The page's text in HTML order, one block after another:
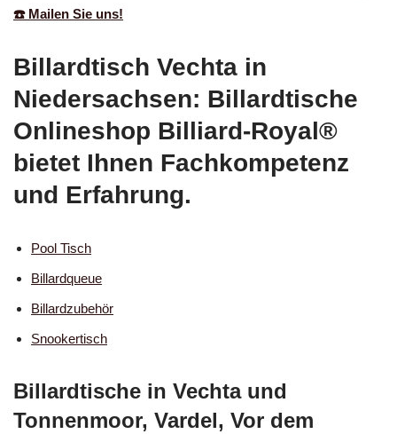
☎️ Mailen Sie uns!
Billardtisch Vechta in
Niedersachsen: Billardtische
Onlineshop Billiard-Royal®
bietet Ihnen Fachkompetenz
und Erfahrung.
Pool Tisch
Billardqueue
Billardzubehör
Snookertisch
Billardtische in Vechta und
Tonnenmoor, Vardel, Vor dem